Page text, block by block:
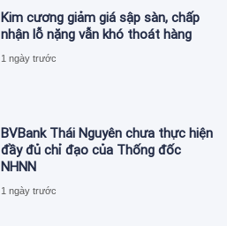
Kim cương giảm giá sập sàn, chấp
nhận lỗ nặng vẫn khó thoát hàng
1 ngày trước
BVBank Thái Nguyên chưa thực hiện
đầy đủ chỉ đạo của Thống đốc
NHNN
1 ngày trước